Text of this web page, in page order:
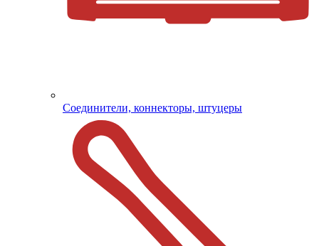
Соединители, коннекторы, штуцеры